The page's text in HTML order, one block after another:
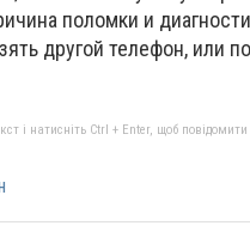
поломки и
другой телефон, или
і натисніть Ctrl + Enter, щоб